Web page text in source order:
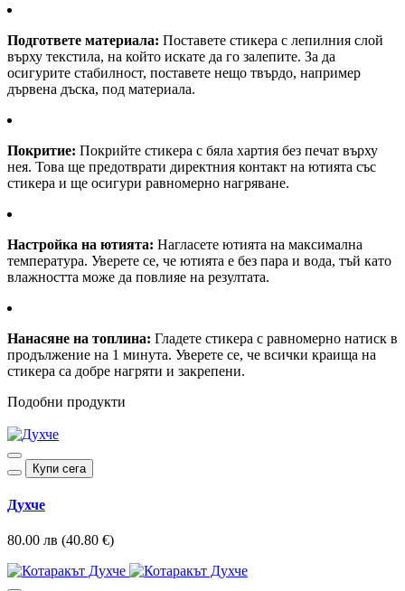
Подгответе материала: Поставете стикера с лепилния слой
върху текстила, на който искате да го залепите. За да
осигурите стабилност, поставете нещо твърдо, например
дървена дъска, под материала.
Покритие: Покрийте стикера с бяла хартия без печат върху
нея. Това ще предотврати директния контакт на ютията със
стикера и ще осигури равномерно нагряване.
Настройка на ютията: Нагласете ютията на максимална
температура. Уверете се, че ютията е без пара и вода, тъй като
влажността може да повлияе на резултата.
Нанасяне на топлина: Гладете стикера с равномерно натиск в
продължение на 1 минута. Уверете се, че всички краища на
стикера са добре нагряти и закрепени.
Подобни продукти
Купи сега
Духче
80.00 лв (40.80 €)